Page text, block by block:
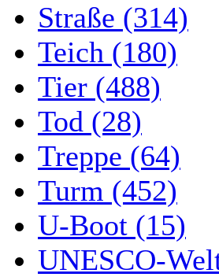
Straße (314)
Teich (180)
Tier (488)
Tod (28)
Treppe (64)
Turm (452)
U-Boot (15)
UNESCO-